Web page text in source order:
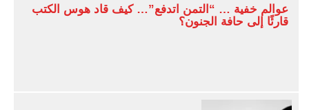
عوالم خفية … “التمن اتدفع”… كيف قاد هوس الكتب
قارئًا إلى حافة الجنون؟